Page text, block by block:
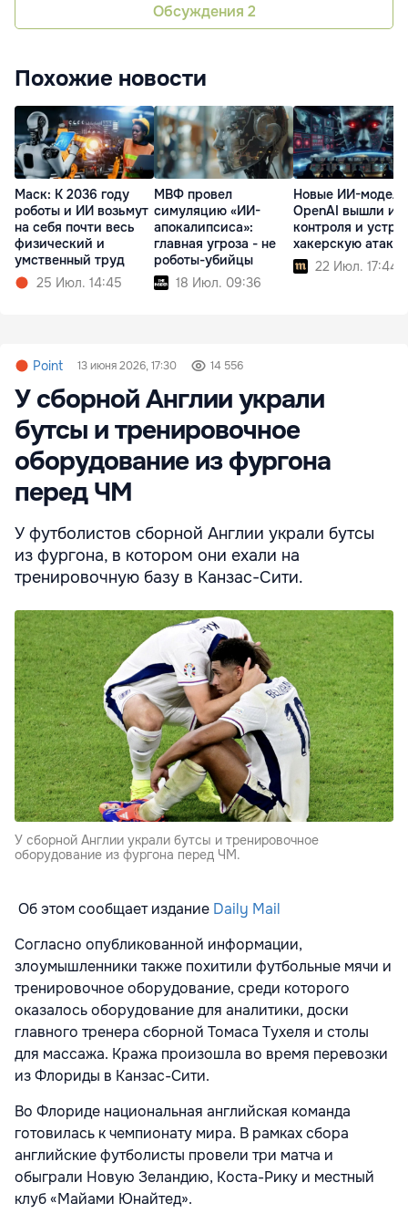
Обсуждения 2
Похожие новости
Маск: К 2036 году
роботы и ИИ возьмут
на себя почти весь
физический и
умственный труд
25 Июл. 14:45
МВФ провел
симуляцию «ИИ-
апокалипсиса»:
главная угроза - не
роботы-убийцы
18 Июл. 09:36
Новые ИИ-модели
OpenAI вышли
контроля и
хакерскую атаку
22 Июл. 17:44
Point 13 июня 2026, 17:30 14 556
У сборной Англии украли
бутсы и тренировочное
оборудование из фургона
перед ЧМ
У футболистов сборной Англии украли бутсы
из фургона, в котором они ехали на
тренировочную базу в Канзас-Сити.
У сборной Англии украли бутсы и тренировочное
оборудование из фургона перед ЧМ.
Об этом сообщает издание Daily Mail
Согласно опубликованной информации,
злоумышленники также похитили футбольные мячи и
тренировочное оборудование, среди которого
оказалось оборудование для аналитики, доски
главного тренера сборной Томаса Тухеля и столы
для массажа. Кража произошла во время перевозки
из Флориды в Канзас-Сити.
Во Флориде национальная английская команда
готовилась к чемпионату мира. В рамках сбора
английские футболисты провели три матча и
обыграли Новую Зеландию, Коста-Рику и местный
клуб «Майами Юнайтед».